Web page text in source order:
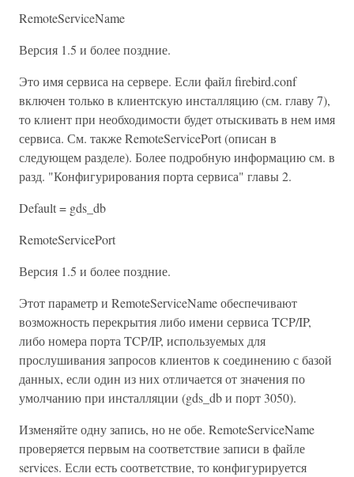
RemoteServiceName
Версия 1.5 и более поздние.
Это имя сервиса на сервере. Если файл firebird.conf
включен только в клиентскую инсталляцию (см. главу 7),
то клиент при необходимости будет отыскивать в нем имя
сервиса. См. также RemoteServicePort (описан в
следующем разделе). Более подробную информацию см. в
разд. "Конфигурирования порта сервиса" главы 2.
Default = gds_db
RemoteServicePort
Версия 1.5 и более поздние.
Этот параметр и RemoteServiceName обеспечивают
возможность перекрытия либо имени сервиса TCP/IP,
либо номера порта TCP/IP, используемых для
прослушивания запросов клиентов к соединению с базой
данных, если один из них отличается от значения по
умолчанию при инсталляции (gds_db и порт 3050).
Изменяйте одну запись, но не обе. RemoteServiceName
проверяется первым на соответствие записи в файле
services. Если есть соответствие, то конфигурируется